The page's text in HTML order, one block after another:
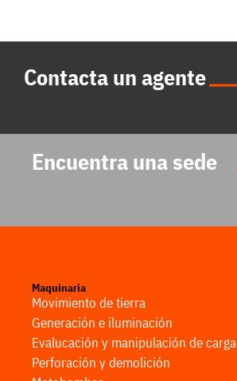
Contacta un agente
Encuentra una sede
Maquinaria
Movimiento de tierra
Generación e iluminación
Evalucación y manipulación de carga
Perforación y demolición